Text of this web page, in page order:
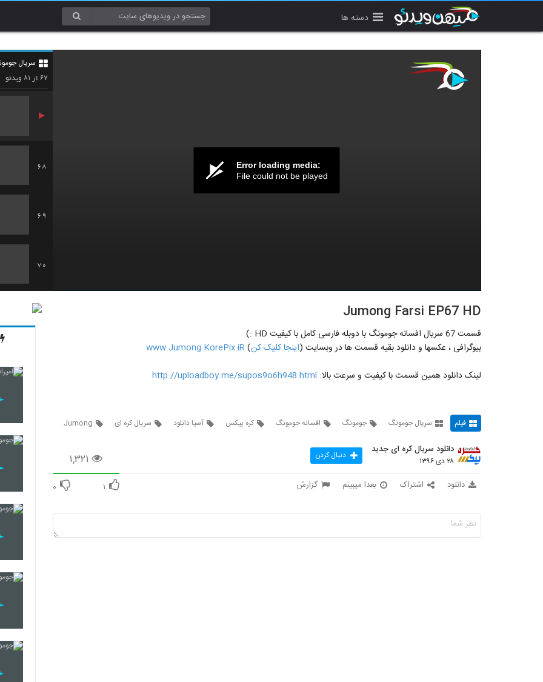
دسته ها
Error loading media:
File could not be played
سریال
۶۷از ۸۱ ویدئو
66
68
69
70
71 Jumong Farsi EP67 HD
قسمت 67 سریال افسانه جومونگ با دوبله فارسی کامل با کیفیت HD :)
بیوگرافی ، عکسها و دانلود بقیه قسمت ها در وبسایت (اینجا کلیک کن)
www.Jumong.KorePix.iR
لینک دانلود همین قسمت با کیفیت و سرعت بالا: http://uploadboy.me/supos9o6h948.html
فیلم سریال جومونگ جومونگ افسانه جومونگ کره پیکس آسیا دانلود سریال کره ای Jumong
۱,۳۲۱
دانلود سریال کره ای جدید
۲۸ دی ۱۳۹۶ دنبال کردن
دانلود اشتراک بعدا میبینم گزارش ۱ ۰